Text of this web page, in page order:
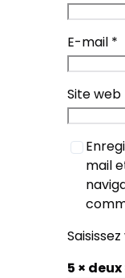
E-mail *
Site web
mail
5 × deux